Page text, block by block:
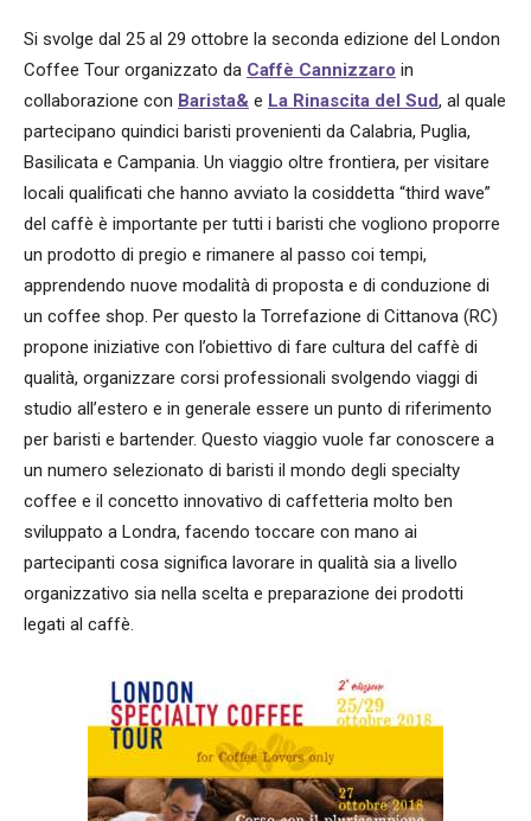
Si svolge dal 25 al 29 ottobre la seconda edizione del London
Coffee Tour organizzato da Caffè Cannizzaro in
collaborazione con Barista& e La Rinascita del Sud, al quale
partecipano quindici baristi provenienti da Calabria, Puglia,
Basilicata e Campania. Un viaggio oltre frontiera, per visitare
locali qualificati che hanno avviato la cosiddetta “third wave”
del caffè è importante per tutti i baristi che vogliono proporre
un prodotto di pregio e rimanere al passo coi tempi,
apprendendo nuove modalità di proposta e di conduzione di
un coffee shop. Per questo la Torrefazione di Cittanova (RC)
propone iniziative con l’obiettivo di fare cultura del caffè di
qualità, organizzare corsi professionali svolgendo viaggi di
studio all’estero e in generale essere un punto di riferimento
per baristi e bartender. Questo viaggio vuole far conoscere a
un numero selezionato di baristi il mondo degli specialty
coffee e il concetto innovativo di caffetteria molto ben
sviluppato a Londra, facendo toccare con mano ai
partecipanti cosa significa lavorare in qualità sia a livello
organizzativo sia nella scelta e preparazione dei prodotti
legati al caffè.